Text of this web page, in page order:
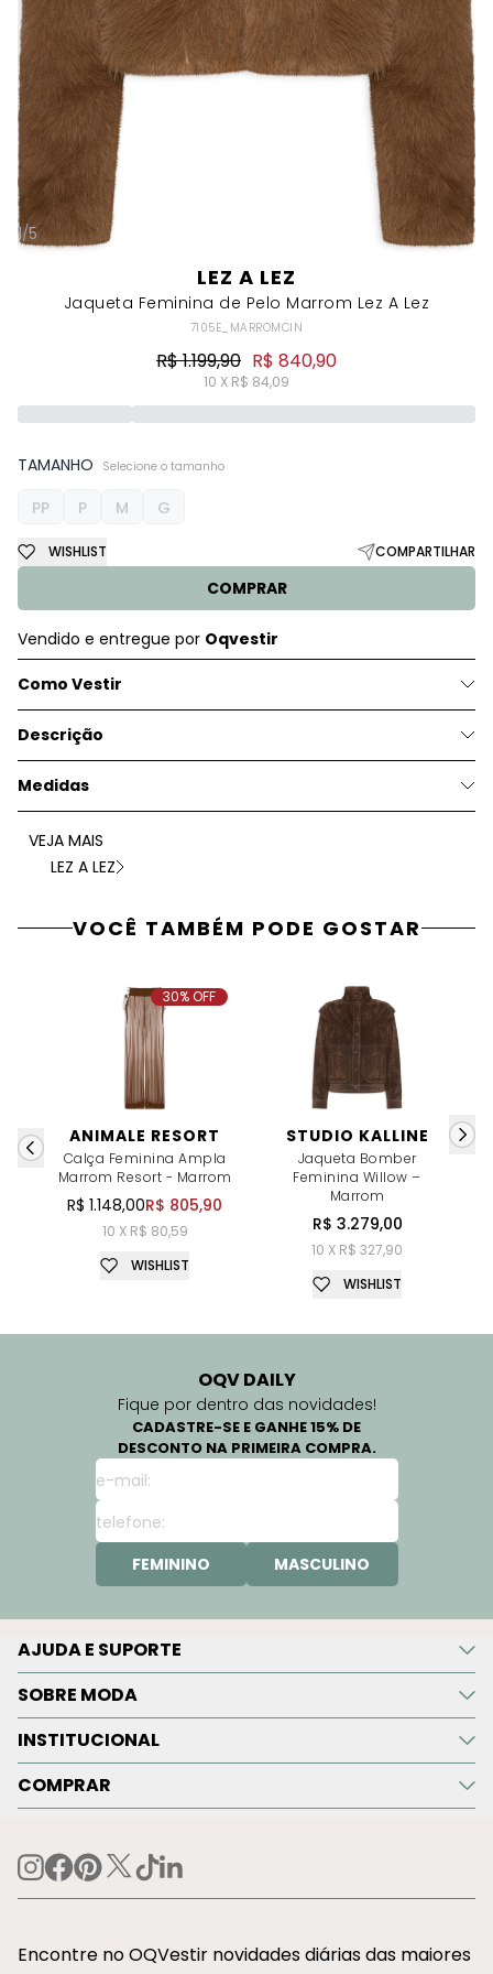
1/5
LEZ A LEZ
Jaqueta Feminina de Pelo Marrom Lez A Lez
7105E_MARROMCIN
R$ 1.199,90 R$ 840,90
10 X R$ 84,09
TAMANHO Selecione o tamanho
PP P M G
COMPRAR
WISHLIST COMPARTILHAR
Vendido e entregue por Oqvestir
Como Vestir
Descrição
Medidas
VEJA MAIS
LEZ A LEZ
VOCÊ TAMBÉM PODE GOSTAR
ANIMALE RESORT
Calça Feminina Ampla
Marrom Resort - Marrom
R$ 1.148,00R$ 805,90
10 X R$ 80,59
30% OFF
WISHLIST
STUDIO KALLINE
Jaqueta Bomber
Feminina Willow –
Marrom
R$ 3.279,00
10 X R$ 327,90
WISHLIST
OQV DAILY
Fique por dentro das novidades!
CADASTRE-SE E GANHE 15% DE
DESCONTO NA PRIMEIRA COMPRA.
FEMININO MASCULINO
AJUDA E SUPORTE
SOBRE MODA
INSTITUCIONAL
COMPRAR
Encontre no OQVestir novidades diárias das maiores